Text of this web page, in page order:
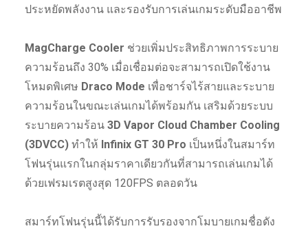
ประหยัดพลังงาน และรองรับการเล่นเกมระดับมืออาชีพ
MagCharge Cooler ช่วยเพิ่มประสิทธิภาพการระบาย
ความร้อนถึง 30% เมื่อเชื่อมต่อจะสามารถเปิดใช้งาน
โหมดพิเศษ Draco Mode เพื่อชาร์จไร้สายและระบาย
ความร้อนในขณะเล่นเกมได้พร้อมกัน เสริมด้วยระบบ
ระบายความร้อน 3D Vapor Cloud Chamber Cooling
(3DVCC)ทำให้ Infinix GT 30 Pro เป็นหนึ่งในสมาร์ท
โฟนรุ่นแรกในกลุ่มราคาเดียวกันที่สามารถเล่นเกมได้
ด้วยเฟรมเรตสูงสุด 120FPS ตลอดวัน
สมาร์ทโฟนรุ่นนี้ได้รับการรับรองจากโมบายเกมชื่อดัง